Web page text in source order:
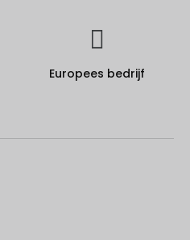
Europees bedrijf